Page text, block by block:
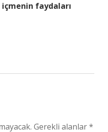
faydaları
Gerekli alanlar*